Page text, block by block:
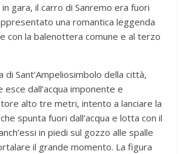
gara, il carro di Sanremo era fuori
una romantica leggenda
con la balenottera comune e al terzo
di Sant’Ampeliosimbolo della città,
dall’acqua imponente e
alto tre metri, intento a lanciare la
spunta fuori dall’acqua e lotta con il
in piedi sul gozzo alle spalle
il grande momento. La figura